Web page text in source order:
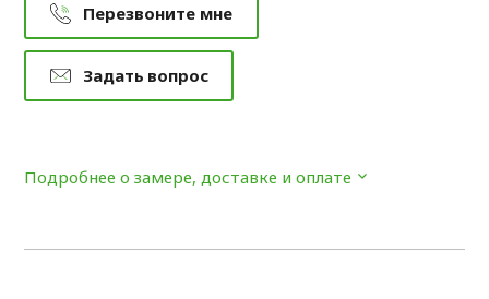
Перезвоните мне
Задать вопрос
Подробнее о замере, доставке и оплате